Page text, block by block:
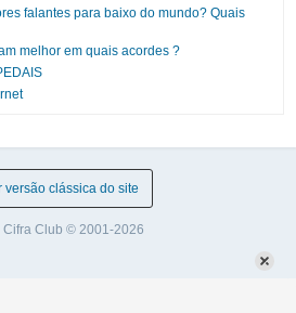
falantes para baixo do mundo? Quais
melhor em quais acordes ?
versão clássica do site
Cifra Club © 2001-2026